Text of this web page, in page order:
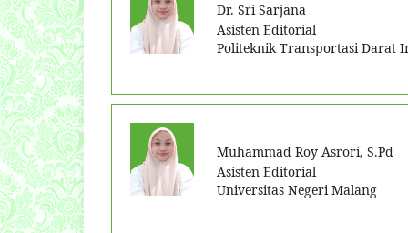
Dr. Sri Sarjana
Asisten Editorial
Politeknik Transportasi Darat
Muhammad Roy Asrori, S.Pd
Asisten Editorial
Universitas Negeri Malang